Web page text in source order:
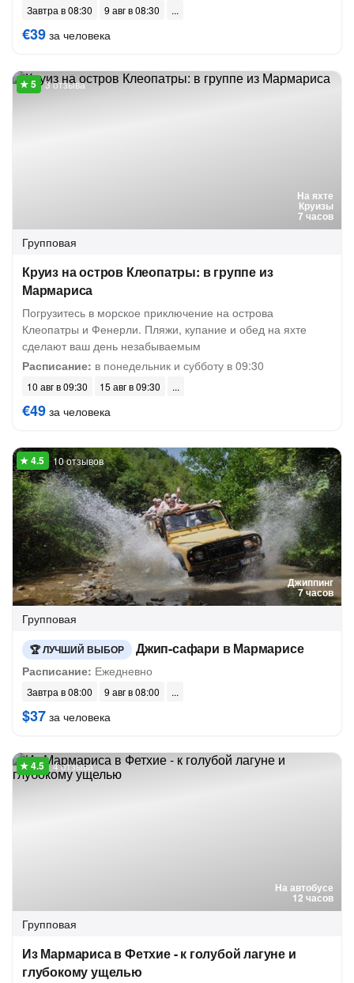
Завтра в 08:30 9 авг в 08:30
€39 за человека
На яхте
Круизы
7 часов
3 отзыва
Групповая
Круиз на остров Клеопатры: в группе из
Мармариса
Погрузитесь в морское приключение на острова
Клеопатры и Фенерли. Пляжи, купание и обед на яхте
сделают ваш день незабываемым
Расписание: в понедельник и субботу в 09:30
10 авг в 09:30 15 авг в 09:30
€49 за человека
Джиппинг
7 часов
10 отзывов
Групповая
ЛУЧШИЙ ВЫБОР Джип-сафари в Мармарисе
Расписание: Ежедневно
Завтра в 08:00 9 авг в 08:00
$37 за человека
На автобусе
12 часов
4 отзыва
Групповая
Из Мармариса в Фетхие - к голубой лагуне и
глубокому ущелью